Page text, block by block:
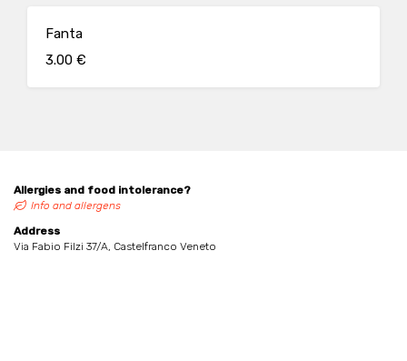
Fanta
3.00 €
Allergies and food intolerance?
Info and allergens
Address
Via Fabio Filzi 37/A, Castelfranco Veneto